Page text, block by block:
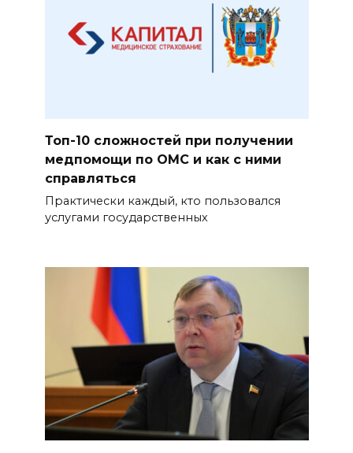
Топ-10 сложностей при получении
медпомощи по ОМС и как с ними
справляться
Практически каждый, кто пользовался
услугами государственных